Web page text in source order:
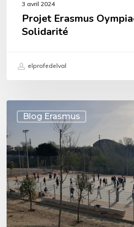
3 avril 2024
Projet Erasmus
Solidarité
elprofedelval
Blog Erasmus
Igualada,
Olympiades
de
la
Solidarité,
jour
5